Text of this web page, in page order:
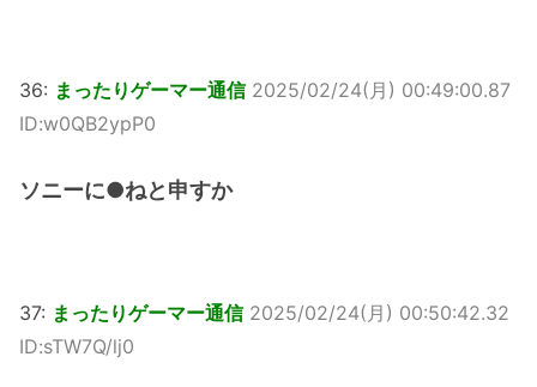
36: まったりゲーマー通信 2025/02/24(月) 00:49:00.87
ID:w0QB2ypP0
ソニーに●ねと申すか
37: まったりゲーマー通信 2025/02/24(月) 00:50:42.32
ID:sTW7Q/lj0